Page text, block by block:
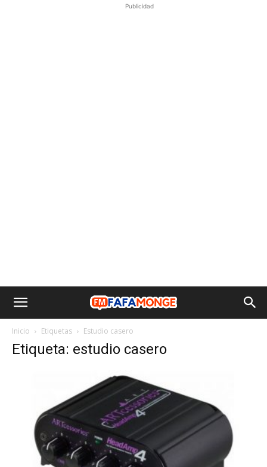
Publicidad
Inicio Etiquetas Estudio casero
Etiqueta: estudio casero